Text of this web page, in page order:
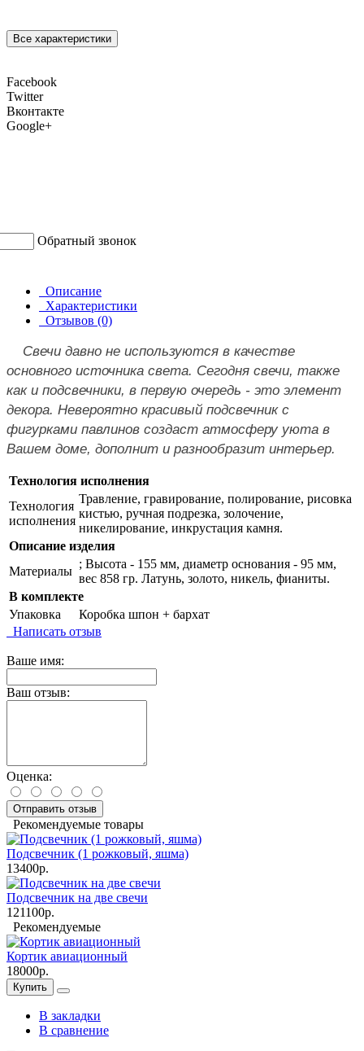
Все характеристики
Facebook
Twitter
Вконтакте
Google+
Обратный звонок
Описание
Характеристики
Отзывов (0)
Свечи давно не используются в качестве
основного источника света. Сегодня свечи, также
как и подсвечники, в первую очередь - это элемент
декора. Невероятно красивый подсвечник с
фигурками павлинов создаст атмосферу уюта в
Вашем доме, дополнит и разнообразит интерьер.
Технология исполнения
Технология
исполнения
Травление, гравирование, полирование, рисовка
кистью, ручная подрезка, золочение,
никелирование, инкрустация камня.
Описание изделия
Материалы
; Высота - 155 мм, диаметр основания - 95 мм,
вес 858 гр. Латунь, золото, никель, фианиты.
В комплекте
Упаковка
Коробка шпон + бархат
Написать отзыв
Ваше имя:
Ваш отзыв:
Оценка:
Отправить отзыв
Рекомендуемые товары
Подсвечник (1 рожковый, яшма)
13400р.
Подсвечник на две свечи
121100р.
Рекомендуемые
Кортик авиационный
18000р.
Купить
В закладки
В сравнение